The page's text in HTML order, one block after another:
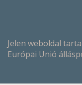
Jelen weboldal
Európai Unió